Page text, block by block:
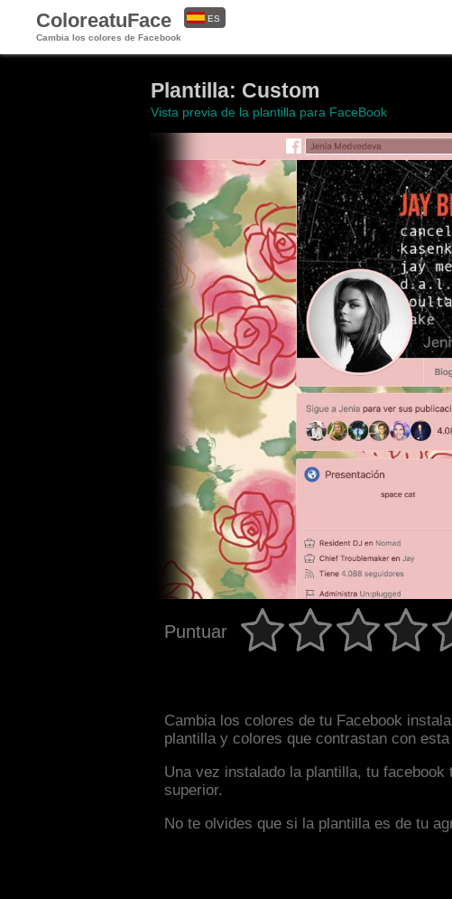
ColoreatuFace
Cambia los colores de Facebook
ES
Plantilla: Custom
Vista previa de la plantilla para FaceBook
Puntuar
Cambia los colores de tu Facebook
plantilla y colores que contrastan con
Una vez instalado la plantilla, tu
superior.
No te olvides que si la plantilla es de tu